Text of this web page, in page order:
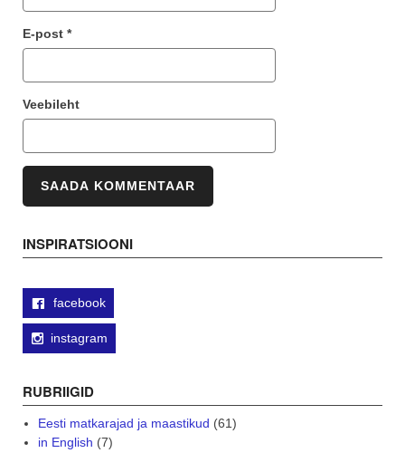
E-post *
Veebileht
INSPIRATSIOONI
facebook
instagram
RUBRIIGID
Eesti matkarajad ja maastikud (61)
in English (7)